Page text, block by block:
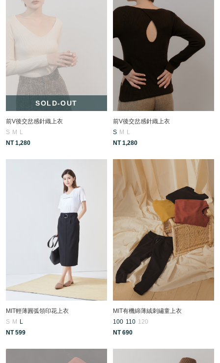
SOLD-OUT
前V後交岔感針織上衣
S M
L
NT 1,280
前V後交岔感針織上衣
S M
L
NT 1,280
MIT輕薄圓弧領印花上衣
S M
L
NT 599
MIT有機綿薄絨刺繡童上衣
100 110 120
NT 690